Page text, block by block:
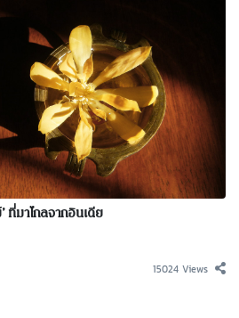
ที่มาไกลจากอินเดีย
15024 Views